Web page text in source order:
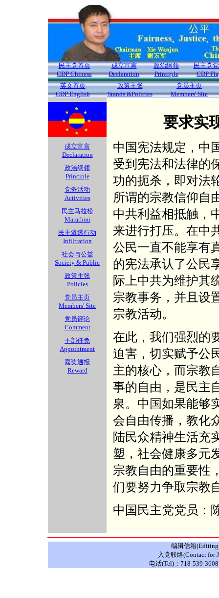
民主党首页
CDP Chinese
成立宣言
Declaration
政治纲领
Principle
民主党
CDP
英文首页
CDP English
政策主张
Stands &Policies
党员主页
Members' Site
成立宣言
Declaration
政治纲领
Principle
党务活动
Activities
民主马拉松
Marathon
民主渗透行动
Infiltration
社会与公益
Society & Public
政策主张
Policies
党员主页
Members' Site
党员评论
Comment
干部任免
Appointment
嘉奖通报
Reward
要求实
中国宪法规定，中
受到宪法和法律的
功的扼杀，即对法
所谓的宗教信仰自
中共利益相抵触，
来进行打压。在中
公民一直不能享有
的宪法承认了公民
际上中共为维护其
宗教事务，并且设
宗教活动。
在此，我们强烈的
迫害，切实赋予公
主的核心，而宗教
事的自由，是民主
泉。中国如果能够
会自由传播，教化
陆民众精神生活充
塑，社会健康多元
宗教自由的重要性
们要努力争取宗教
中国民主党党员：
编辑信箱
入党联络(Contact for
电话(Tel)：718-539-